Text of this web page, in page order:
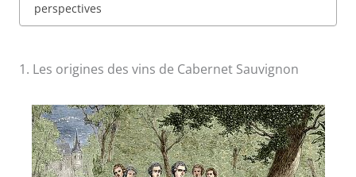
perspectives
1. Les origines des vins de Cabernet Sauvignon